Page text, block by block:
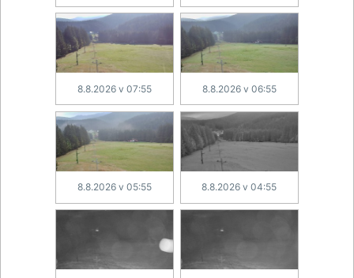
8.8.2026 v 07:55 8.8.2026 v 06:55
8.8.2026 v 05:55 8.8.2026 v 04:55